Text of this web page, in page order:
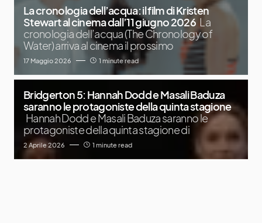
La cronologia dell’acqua: il film di Kristen
Stewart al cinema dall’11 giugno 2026 La
cronologia dell’acqua (The Chronology of
Water) arriva al cinema il prossimo
17 Maggio 2026 1 minute read
Bridgerton 5: Hannah Dodd e Masali Baduza
saranno le protagoniste della quinta stagione
Hannah Dodd e Masali Baduza saranno le
protagoniste della quinta stagione di
2 Aprile 2026 1 minute read